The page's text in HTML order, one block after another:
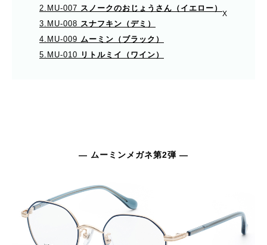
2.MU-007 スノークのおじょうさん（イエロー）
3.MU-008 スナフキン（デミ）
4.MU-009 ムーミン（ブラック）
5.MU-010 リトルミイ（ワイン）
X
— ムーミンメガネ第2弾 —